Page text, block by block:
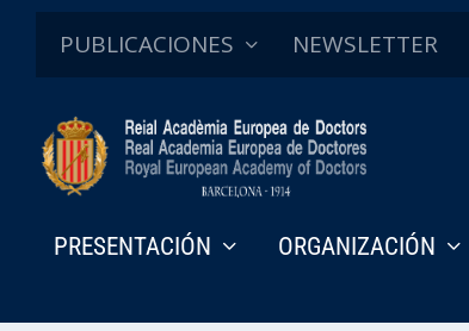
PUBLICACIONES NEWSLETTER
PRESENTACIÓN ORGANIZACIÓN